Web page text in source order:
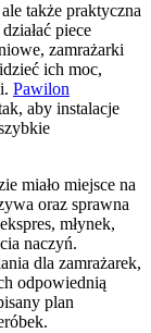
także praktyczna
piece
zamrażarki
ich moc,
Pawilon
aby instalacje
miało miejsce na
oraz sprawna
młynek,
naczyń.
dla zamrażarek,
odpowiednią
plan